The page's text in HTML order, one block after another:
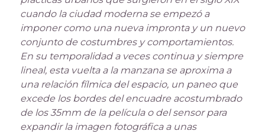
cuando la ciudad moderna se empezó a
imponer como una nueva impronta y un nuevo
conjunto de costumbres y comportamientos.
En su temporalidad a veces continua y siempre
lineal, esta vuelta a la manzana se aproxima a
una relación fílmica del espacio, un paneo que
excede los bordes del encuadre acostumbrado
de los 35mm de la película o del sensor para
expandir la imagen fotográfica a unas